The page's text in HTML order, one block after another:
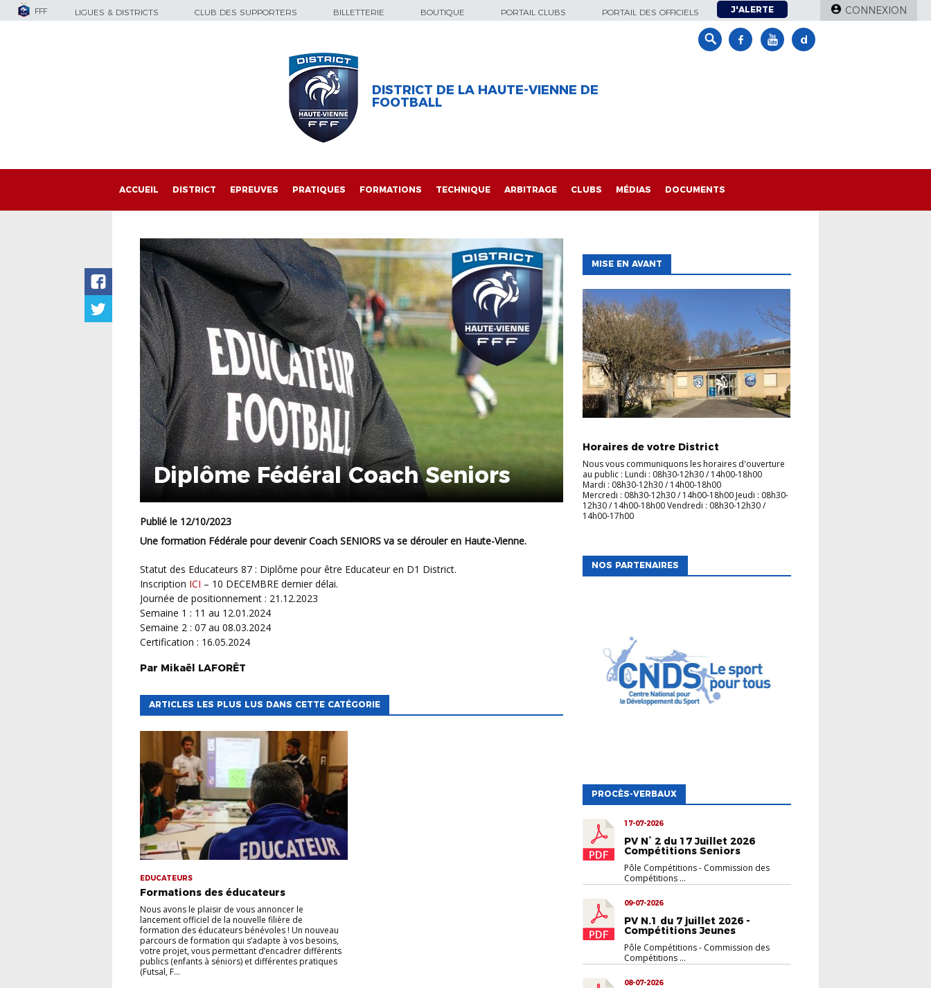
FFF LIGUES & DISTRICTS CLUB DES SUPPORTERS BILLETTERIE BOUTIQUE PORTAIL CLUBS PORTAIL DES OFFICIELS J'ALERTE CONNEXION
DISTRICT DE LA HAUTE-VIENNE DE
FOOTBALL
ACCUEIL DISTRICT EPREUVES PRATIQUES FORMATIONS TECHNIQUE ARBITRAGE CLUBS MÉDIAS DOCUMENTS
Diplôme Fédéral Coach Seniors
Publié le 12/10/2023
Une formation Fédérale pour devenir Coach SENIORS va se dérouler en Haute-Vienne.
Statut des Educateurs 87 : Diplôme pour être Educateur en D1 District.
Inscription ICI – 10 DECEMBRE dernier délai.
Journée de positionnement : 21.12.2023
Semaine 1 : 11 au 12.01.2024
Semaine 2 : 07 au 08.03.2024
Certification : 16.05.2024
Par Mikaël LAFORÊT
ARTICLES LES PLUS LUS DANS CETTE CATÉGORIE
EDUCATEURS
Formations des éducateurs
Nous avons le plaisir de vous annoncer le
lancement officiel de la nouvelle filière de
formation des éducateurs bénévoles ! Un nouveau
parcours de formation qui s’adapte à vos besoins,
votre projet, vous permettant d’encadrer différents
publics (enfants à séniors) et différentes pratiques
(Futsal, F...
MISE EN AVANT
Horaires de votre District
Nous vous communiquons les horaires d'ouverture
au public : Lundi : 08h30-12h30 / 14h00-18h00
Mardi : 08h30-12h30 / 14h00-18h00
Mercredi : 08h30-12h30 / 14h00-18h00 Jeudi : 08h30-
12h30 / 14h00-18h00 Vendredi : 08h30-12h30 /
14h00-17h00
NOS PARTENAIRES
PROCÈS-VERBAUX
17-07-2026
PV N° 2 du 17 Juillet 2026
Compétitions Seniors
Pôle Compétitions- Commission des
Compétitions ...
09-07-2026
PV N.1 du 7 juillet 2026 -
Compétitions Jeunes
Pôle Compétitions- Commission des
Compétitions ...
08-07-2026